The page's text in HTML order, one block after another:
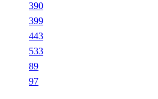
390
399
443
533
89
97